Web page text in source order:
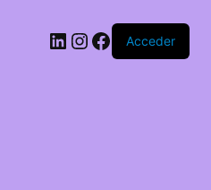
LinkedIn
Instagram
Facebook
Acceder